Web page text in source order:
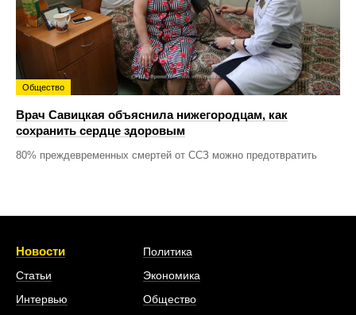
Общество
Врач Савицкая объяснила нижегородцам, как
сохранить сердце здоровым
80% преждевременных смертей от ССЗ можно предотвратить
Новости
Статьи
Интервью
Политика
Экономика
Общество